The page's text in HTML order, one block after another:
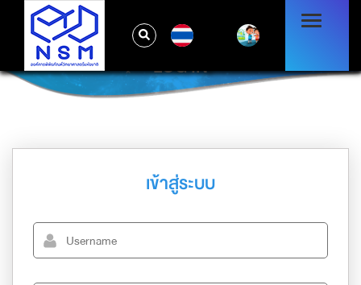
LOG IN
เข้าสู่ระบบ